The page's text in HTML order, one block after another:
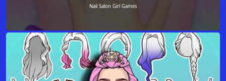
Nail Salon Girl Games